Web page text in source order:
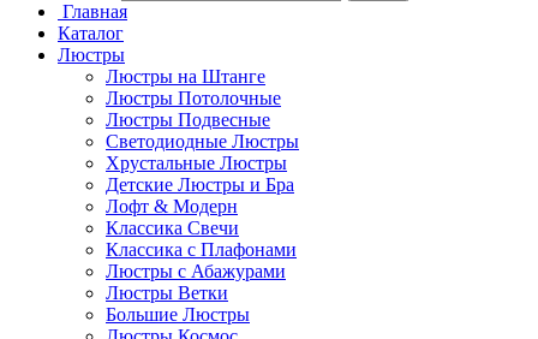
Главная
Каталог
Люстры
Люстры на Штанге
Люстры Потолочные
Люстры Подвесные
Светодиодные Люстры
Хрустальные Люстры
Детские Люстры и Бра
Лофт & Модерн
Классика Свечи
Классика с Плафонами
Люстры с Абажурами
Люстры Ветки
Большие Люстры